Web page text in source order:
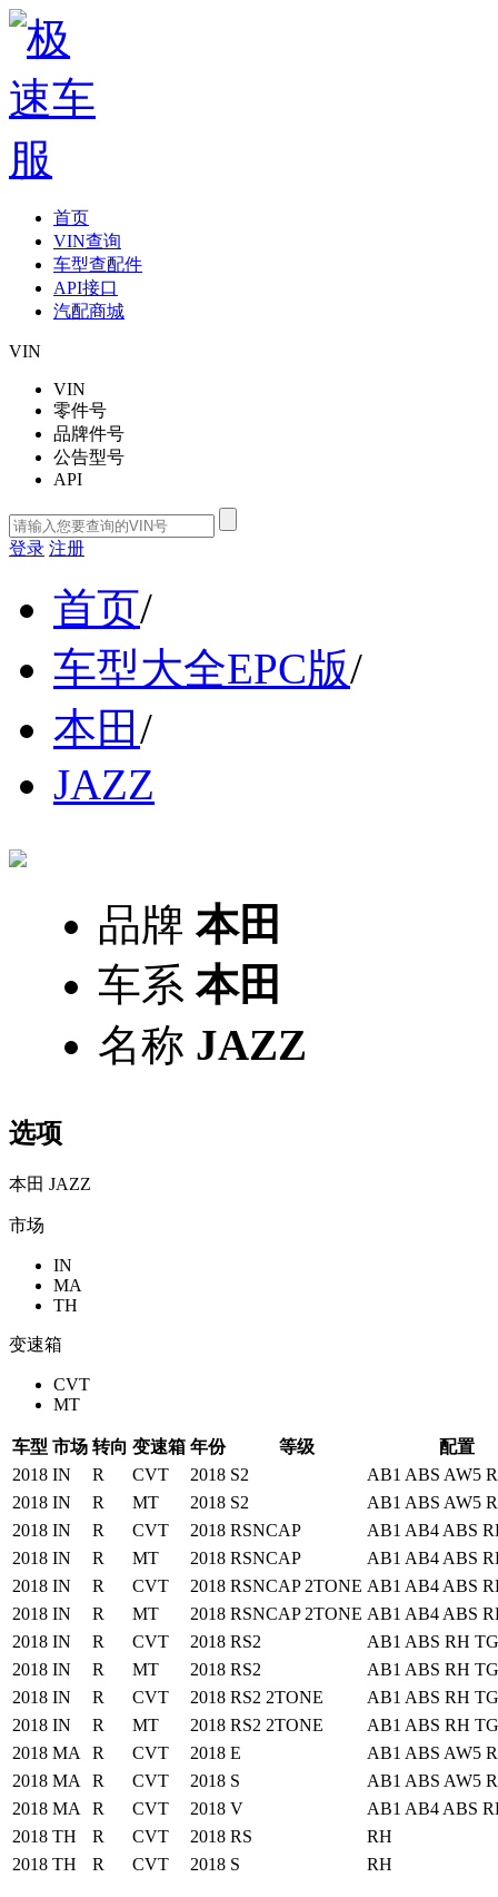
首页
VIN查询
车型查配件
API接口
汽配商城
VIN
VIN
零件号
品牌件号
公告型号
API
登录 注册
首页/
车型大全EPC版/
本田 /
JAZZ
品牌 本田
车系 本田
名称 JAZZ
选项
本田 JAZZ
市场
IN
MA
TH
变速箱
CVT
MT
车型 市场 转向 变速箱 年份 等级
配置
2018 IN R CVT 2018 S2
AB1 ABS AW5
2018 IN R MT 2018 S2
AB1 ABS AW5
2018 IN R CVT 2018 RSNCAP
AB1 AB4 ABS
2018 IN R MT 2018 RSNCAP
AB1 AB4 ABS
2018 IN R CVT 2018 RSNCAP 2TONE AB1 AB4 ABS
2018 IN R MT 2018 RSNCAP 2TONE AB1 AB4 ABS
2018 IN R CVT 2018 RS2
AB1 ABS RH
2018 IN R MT 2018 RS2
AB1 ABS RH
2018 IN R CVT 2018 RS2 2TONE
AB1 ABS RH
2018 IN R MT 2018 RS2 2TONE
AB1 ABS RH
2018 MA R CVT 2018 E
AB1 ABS AW5
2018 MA R CVT 2018 S
AB1 ABS AW5
2018 MA R CVT 2018 V
AB1 AB4 ABS
2018 TH R CVT 2018 RS
RH
2018 TH R CVT 2018 S RH